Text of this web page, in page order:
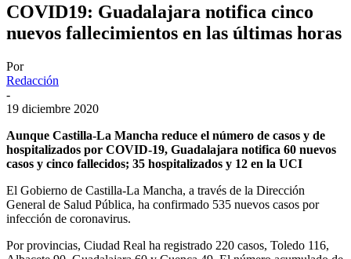
COVID19: Guadalajara notifica cinco
nuevos fallecimientos en las últimas horas
Por
Redacción
-
19 diciembre 2020
Aunque Castilla-La Mancha reduce el número de casos y de
hospitalizados por COVID-19, Guadalajara notifica 60 nuevos
casos y cinco fallecidos; 35 hospitalizados y 12 en la UCI
El Gobierno de Castilla-La Mancha, a través de la Dirección
General de Salud Pública, ha confirmado 535 nuevos casos por
infección de coronavirus.
Por provincias, Ciudad Real ha registrado 220 casos, Toledo 116,